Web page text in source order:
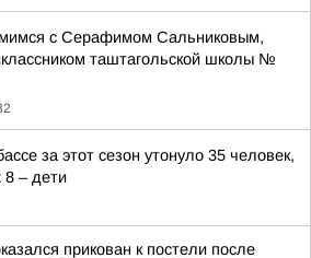
с Серафимом Сальниковым,
таштагольской школы №
за этот сезон утонуло 35 человек,
8 – дети
прикован к постели после